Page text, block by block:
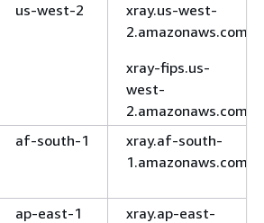
us-west-2
xray.us-west-
2.amazonaws.com
xray-fips.us-
west-
2.amazonaws.com
af-south-1
xray.af-south-
1.amazonaws.com
ap-east-1
xray.ap-east-